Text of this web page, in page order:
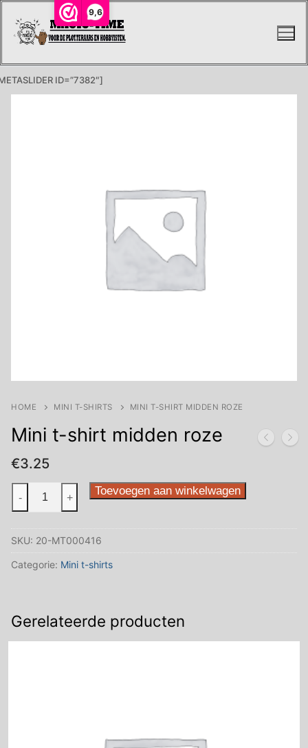
9,6
naar
ID=”7382″]
HOME MINI T-SHIRTS MINI T-SHIRT MIDDEN ROZE
Mini t-shirt midden roze
€3.25
t-
midden
roze
- + Toevoegen aan winkelwagen
SKU: 20-MT000416
Categorie: Mini t-shirts
Gerelateerde producten